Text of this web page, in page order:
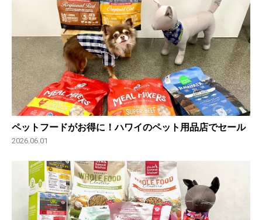
ペットフードがお得に！ハワイのペット用品店でセール
2026.06.01